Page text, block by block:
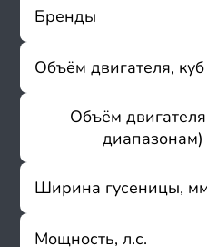
От
Бренды
Sharmax
ABM
Baltmotors
Cronus
Forza
Horton
Объём двигателя, куб
До
Объём
диапазонам)
150 - 200
Ширина гусеницы,
От
Мощность, л.с.